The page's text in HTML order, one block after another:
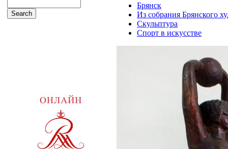
Брянск
Из собрания Брянского
Скульптура
Спорт в искусстве